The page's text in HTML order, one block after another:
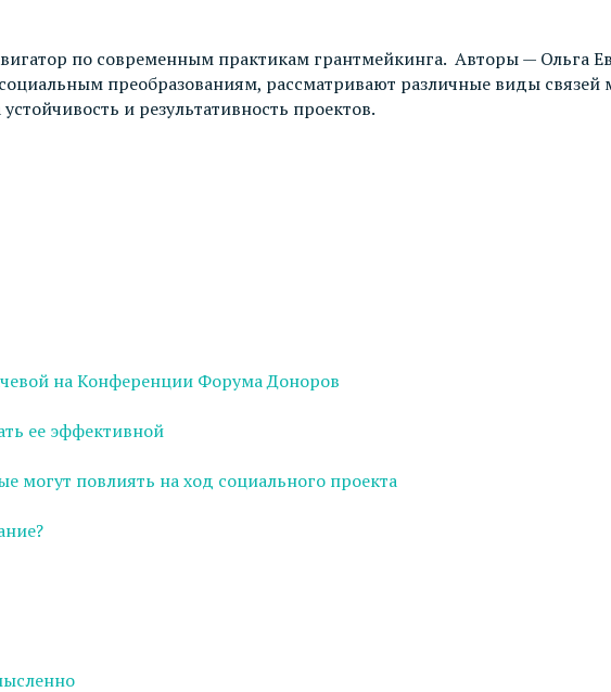
по современным практикам грантмейкинга. Авторы — Ольга
преобразованиям, рассматривают различные виды
и результативность проектов.
на Конференции Форума Доноров
ее эффективной
повлиять на ход социального проекта